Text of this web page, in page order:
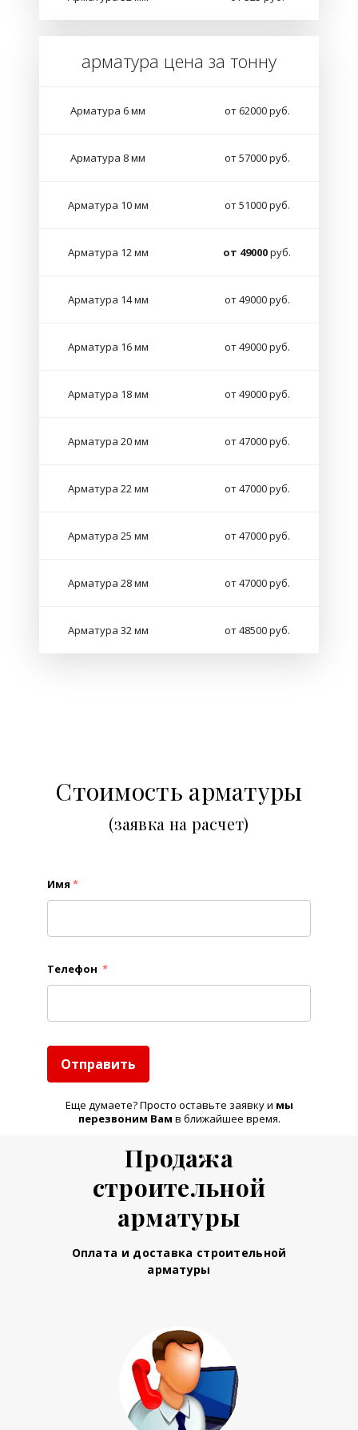
арматура цена за тонну
Арматура 6 мм от 62000 руб.
Арматура 8 мм от 57000 руб.
Арматура 10 мм от 51000 руб.
Арматура 12 мм от 49000руб.
Арматура 14 мм от 49000 руб.
Арматура 16 мм от 49000 руб.
Арматура 18 мм от 49000 руб.
Арматура 20 мм от 47000 руб.
Арматура 22 мм от 47000 руб.
Арматура 25 мм от 47000 руб.
Арматура 28 мм от 47000 руб.
Арматура 32 мм от 48500 руб.
Стоимость арматуры
(заявка на расчет)
Имя *
Телефон *
Отправить
Еще думаете? Просто оставьте заявку и мы
перезвоним Вам в ближайшее время.
Продажа
строительной
арматуры
Оплата и доставка строительной
арматуры